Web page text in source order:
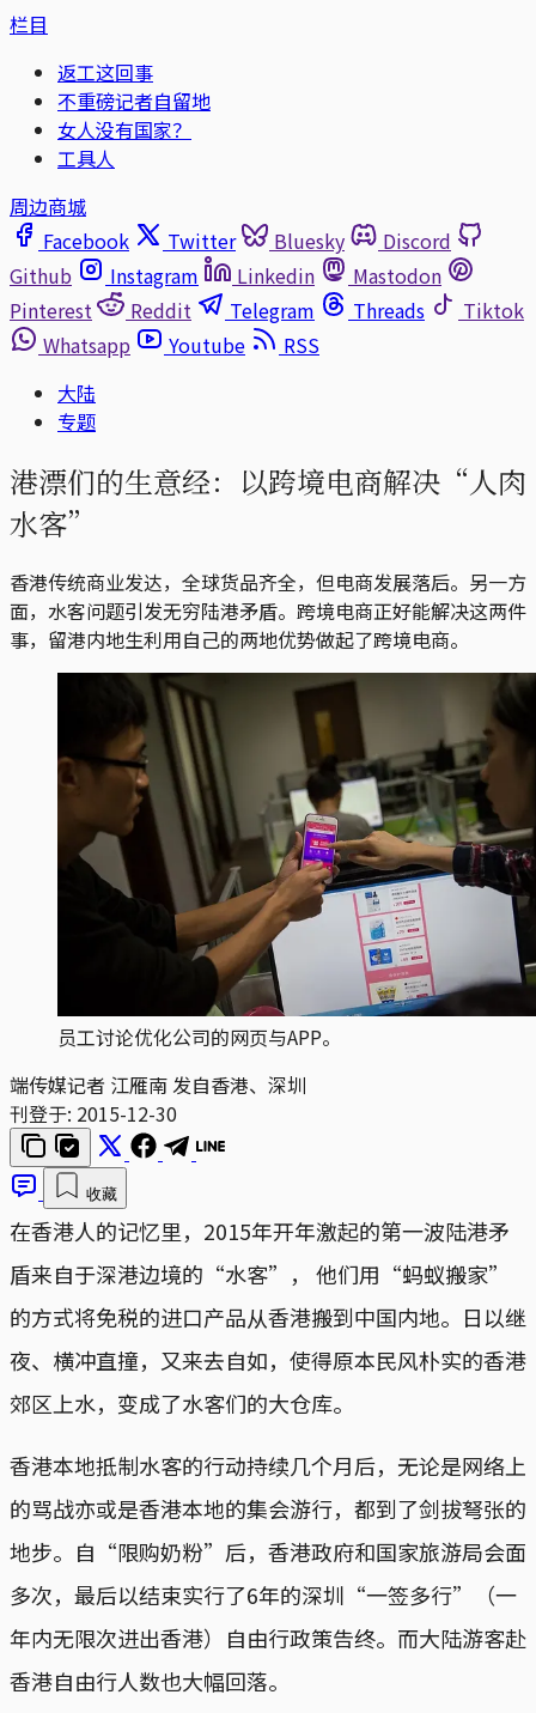
栏目
返工这回事
不重磅记者自留地
女人没有国家？
工具人
周边商城
Facebook
Twitter Bluesky
Discord
Github
Instagram Linkedin
Mastodon
Pinterest
Reddit Telegram Threads
Tiktok
Whatsapp
Youtube
RSS
大陆
专题
港漂们的生意经：以跨境电商解决“人肉
水客”
香港传统商业发达，全球货品齐全，但电商发展落后。另一方
面，水客问题引发无穷陆港矛盾。跨境电商正好能解决这两件
事，留港内地生利用自己的两地优势做起了跨境电商。
员工讨论优化公司的网页与APP。
端传媒记者 江雁南 发自香港、深圳
刊登于: 2015-12-30
收藏
在香港人的记忆里，2015年开年激起的第一波陆港矛
盾来自于深港边境的“水客”， 他们用“蚂蚁搬家”
的方式将免税的进口产品从香港搬到中国内地。日以继
夜、横冲直撞，又来去自如，使得原本民风朴实的香港
郊区上水，变成了水客们的大仓库。
香港本地抵制水客的行动持续几个月后，无论是网络上
的骂战亦或是香港本地的集会游行，都到了剑拔弩张的
地步。自“限购奶粉”后，香港政府和国家旅游局会面
多次，最后以结束实行了6年的深圳“一签多行”（一
年内无限次进出香港）自由行政策告终。而大陆游客赴
香港自由行人数也大幅回落。